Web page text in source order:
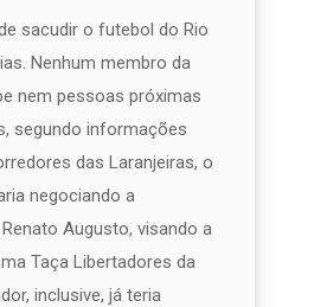
sacudir o futebol do Rio
Nenhum membro da
nem pessoas próximas
segundo informações
das Laranjeiras, o
negociando a
Augusto, visando a
Taça Libertadores da
inclusive, já teria